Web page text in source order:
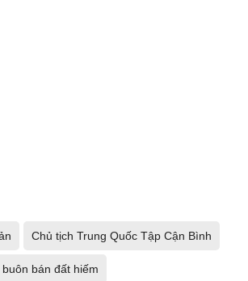
Chủ tịch Trung Quốc Tập Cận Bình
buôn bán đất hiếm